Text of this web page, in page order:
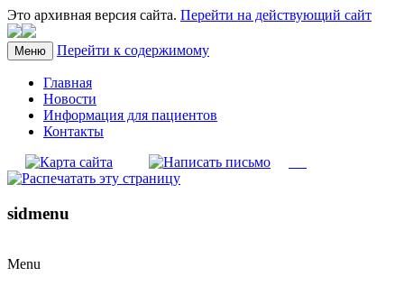
Это архивная версия сайта. Перейти на действующий сайт
Меню Перейти к содержимому
Главная
Новости
Информация для пациентов
Контакты
sidmenu
Menu